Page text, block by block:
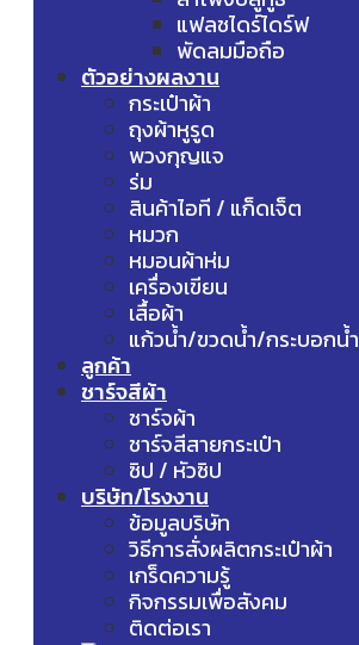
แฟลชไดร์ไดร์ฟ
พัดลมมือถือ
ตัวอย่างผลงาน
กระเป๋าผ้า
ถุงผ้าหูรูด
พวงกุญแจ
ร่ม
สินค้าไอที / แก็ดเจ็ต
หมวก
หมอนผ้าห่ม
เครื่องเขียน
เสื้อผ้า
แก้วน้ำ/ขวดน้ำ/กระบอกน้ำ
ลูกค้า
ชาร์จสีผ้า
ชาร์จผ้า
ชาร์จสีสายกระเป๋า
ซิป / หัวซิป
บริษัท/โรงงาน
ข้อมูลบริษัท
วิธีการสั่งผลิตกระเป๋าผ้า
เกร็ดความรู้
กิจกรรมเพื่อสังคม
ติดต่อเรา